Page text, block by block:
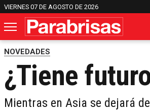
VIERNES 07 DE AGOSTO DE 2026
NOVEDADES
¿Tiene
Mientras en Asia se dejará